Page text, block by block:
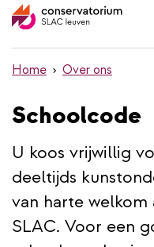
en
inhoud
Home Over ons
Schoolcode
U koos vrijwillig
deeltijds
van harte
SLAC. Voor een